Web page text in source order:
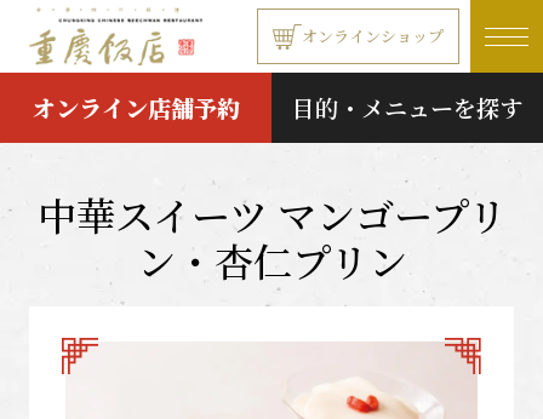
本文へ移動する オンラインショップ
オンライン店舗予約 目的・メニューを探す
中華スイーツ マンゴープリ
ン・杏仁プリン